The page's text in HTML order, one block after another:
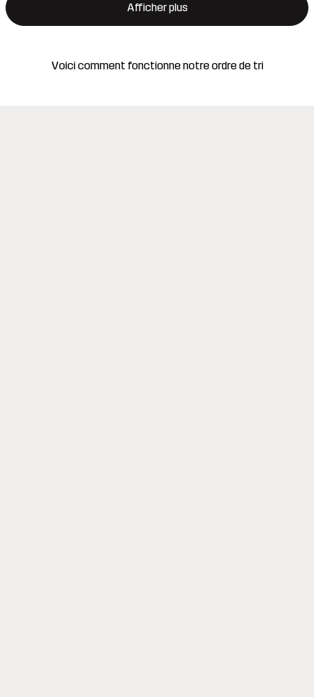
Afficher plus
Voici comment fonctionne notre ordre de tri